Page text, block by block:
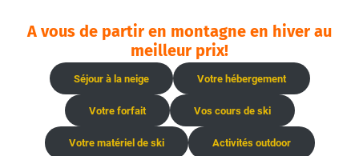
A vous de partir en montagne en hiver au
meilleur prix!
Séjour à la neige Votre hébergement
Votre forfait Vos cours de ski
Votre matériel de ski Activités outdoor